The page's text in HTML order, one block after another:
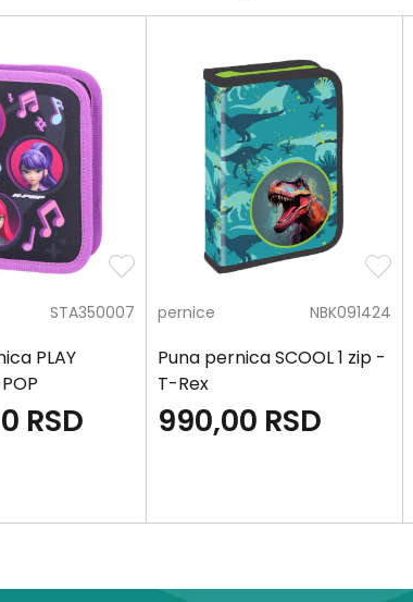
STA350007
PLAY
RSD
pernice NBK091424
Puna pernica SCOOL 1 zip -
T-Rex
990,00 RSD